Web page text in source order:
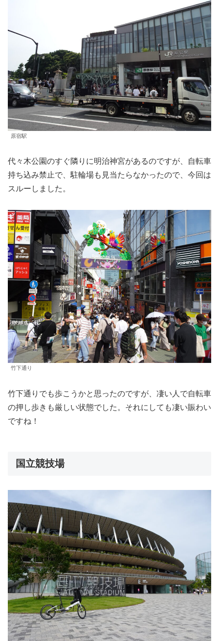
原宿駅
代々木公園のすぐ隣りに明治神宮があるのですが、自転車
持ち込み禁止で、駐輪場も見当たらなかったので、今回は
スルーしました。
竹下通り
竹下通りでも歩こうかと思ったのですが、凄い人で自転車
の押し歩きも厳しい状態でした。それにしても凄い賑わい
ですね！
国立競技場